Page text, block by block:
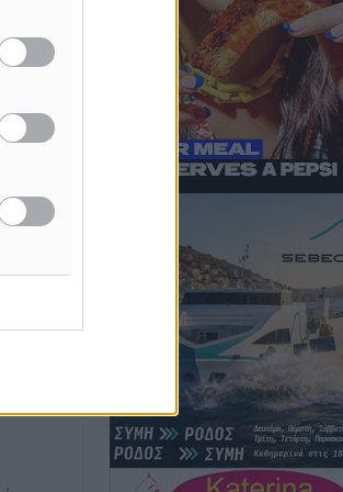
μονόδρομο στο Μαστιχάρι –
Αναποδογύρισε όχημα με
5χρονο παιδί
Τοπικές Ειδήσεις• πριν 2 ώρες
“Η Ευρώπη αντιμετώπιζε το
προσφυγικό σαν ταινία
Γιασιράνη στον RV για τα
οδήγησαν στο Σύμφωνο της
Τοπικές Ειδήσεις• πριν 2 ώρες
Συναυλία με τον Γιάννη
21 Αυγούστου
Πολιτιστικά πριν 3 ώρες
Έκτακτη συνεδρίαση της
Επιτροπής Ρόδου αύριο